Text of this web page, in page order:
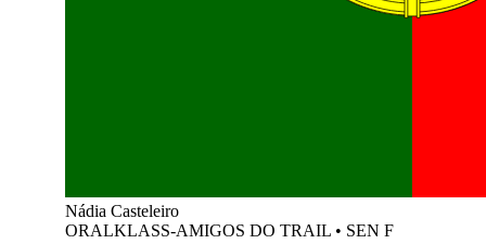
Nádia Casteleiro
ORALKLASS-AMIGOS DO TRAIL • SEN F